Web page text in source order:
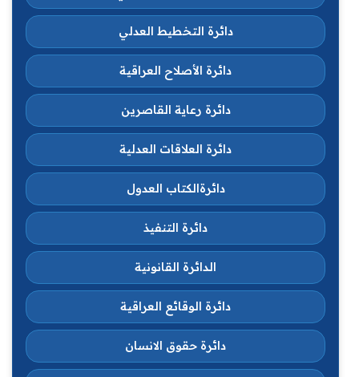
دائرة التخطيط العدلي
دائرة الأصلاح العراقية
دائرة رعاية القاصرين
دائرة العلاقات العدلية
دائرةالكتاب العدول
دائرة التنفيذ
الدائرة القانونية
دائرة الوقائع العراقية
دائرة حقوق الانسان